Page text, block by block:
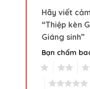
Hãy viết
“Thiệp kèn
Giáng sinh”
Bạn chấm